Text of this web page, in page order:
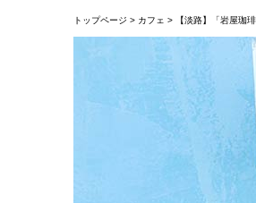
トップページ > カフェ > 【淡路】「岩屋珈